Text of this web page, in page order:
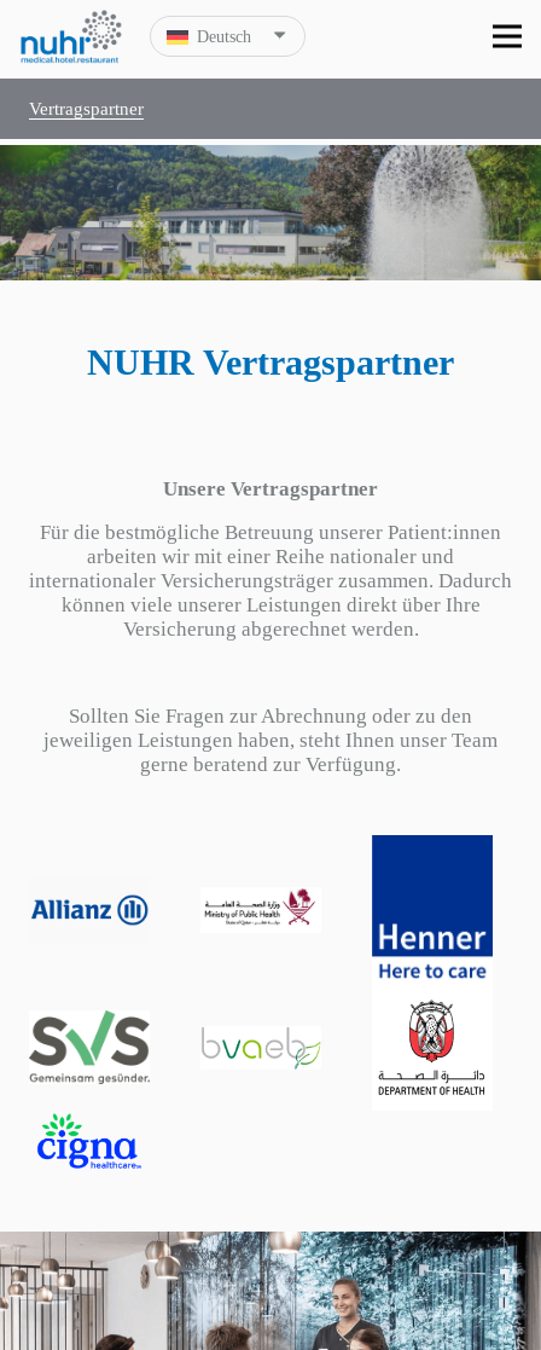
Deutsch
Vertragspartner
NUHR Vertragspartner
Unsere Vertragspartner
Für die bestmögliche Betreuung unserer Patient:innen
arbeiten wir mit einer Reihe nationaler und
internationaler Versicherungsträger zusammen. Dadurch
können viele unserer Leistungen direkt über Ihre
Versicherung abgerechnet werden.
Sollten Sie Fragen zur Abrechnung oder zu den
jeweiligen Leistungen haben, steht Ihnen unser Team
gerne beratend zur Verfügung.